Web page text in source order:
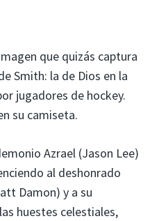
que quizás captura
Smith: la de Dios en la
jugadores de hockey.
su camiseta.
Azrael (Jason Lee)
al deshonrado
Damon) y a su
huestes celestiales,